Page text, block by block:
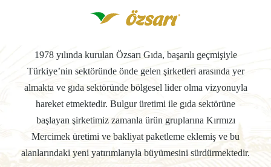
1978 yılında kurulan Özsarı Gıda, başarılı geçmişiyle
Türkiye’nin sektöründe önde gelen şirketleri arasında yer
almakta ve gıda sektöründe bölgesel lider olma vizyonuyla
hareket etmektedir. Bulgur üretimi ile gıda sektörüne
başlayan şirketimiz zamanla ürün gruplarına Kırmızı
Mercimek üretimi ve bakliyat paketleme eklemiş ve bu
alanlarındaki yeni yatırımlarıyla büyümesini sürdürmektedir.